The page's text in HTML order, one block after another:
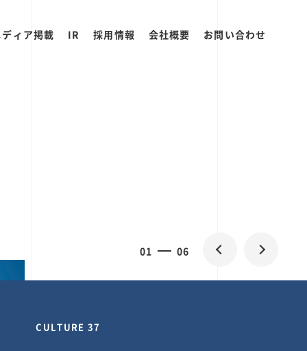
ィア掲載 IR 採用情報 会社概要 お問い合わせ
0 06
CULTURE 30